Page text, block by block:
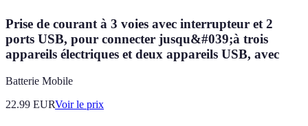
Prise de courant à 3 voies avec interrupteur et 2
ports USB, pour connecter jusqu&#039;à trois
appareils électriques et deux appareils USB, avec
Batterie Mobile
22.99 EURVoir le prix